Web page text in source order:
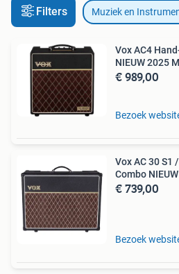
Filters Muziek en
Vox AC4
NIEUW 2025
€ 989,00
Bezoek
Vox AC 30 S1
Combo
€ 739,00
Bezoek